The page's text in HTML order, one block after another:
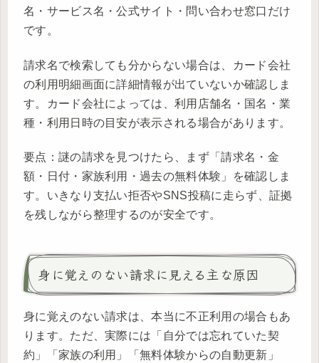
名・サービス名・公式サイト・問い合わせ窓口だけ
です。
請求名で検索しても分からない場合は、カード会社
の利用明細画面に詳細情報が出ていないか確認しま
す。カード会社によっては、利用店舗名・国名・業
種・利用日時の目安が表示される場合があります。
要点：謎の請求を見つけたら、まず「請求名・金
額・日付・家族利用・過去の無料体験」を確認しま
す。いきなり支払い拒否やSNS投稿に走らず、証拠
を残しながら整理するのが安全です。
身に覚えのない請求に見える主な原因
身に覚えのない請求は、本当に不正利用の場合もあ
ります。ただ、実際には「自分では忘れていた契
約」「家族の利用」「無料体験からの自動更新」